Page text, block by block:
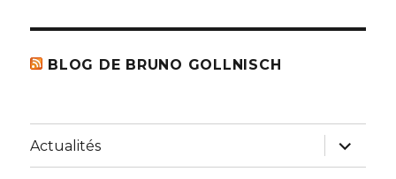
BLOG DE BRUNO GOLLNISCH
Actualités
ouvrir
le
sous-